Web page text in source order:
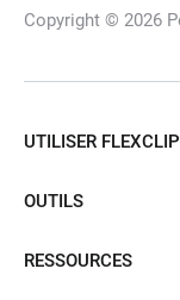
Copyright © 2026
UTILISER
OUTILS
RESSOURCES